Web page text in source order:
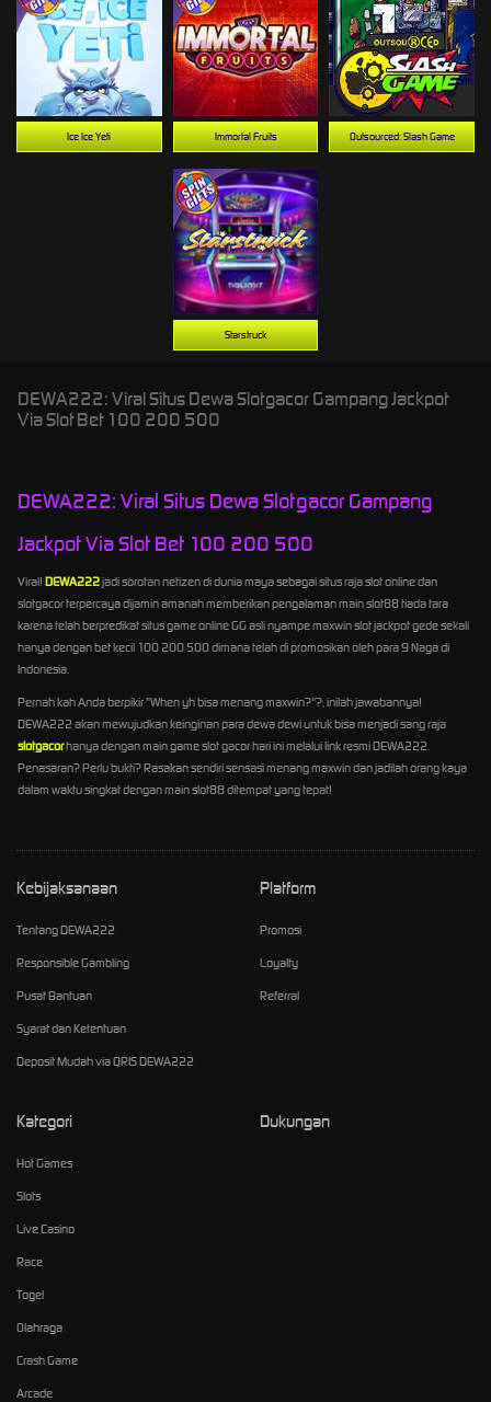
Starstruck
Immortal Fruits Outsourced: Slash Game
Ice Ice Yeti
DEWA222: Viral Situs Dewa Slotgacor Gampang Jackpot
Via Slot Bet 100 200 500
DEWA222: Viral Situs Dewa Slotgacor Gampang
Jackpot Via Slot Bet 100 200 500
Viral! DEWA222jadi sorotan netizen di dunia maya sebagai situs raja slot online dan
slotgacor terpercaya dijamin amanah memberikan pengalaman main slot88 tiada tara
karena telah berpredikat situs game online GG asli nyampe maxwin slot jackpot gede sekali
hanya dengan bet kecil 100 200 500 dimana telah di promosikan oleh para 9 Naga di
Indonesia.
Pernah kah Anda berpikir "When yh bisa menang maxwin?"?, inilah jawabannya!
DEWA222 akan mewujudkan keinginan para dewa dewi untuk bisa menjadi sang raja
slotgacorhanya dengan main game slot gacor hari ini melalui link resmi DEWA222.
Penasaran? Perlu bukti? Rasakan sendiri sensasi menang maxwin dan jadilah orang kaya
dalam waktu singkat dengan main slot88 ditempat yang tepat!
Kebijaksanaan
Tentang DEWA222
Responsible Gambling
Pusat Bantuan
Syarat dan Ketentuan
Deposit Mudah via QRIS DEWA222
Platform
Promosi
Loyalty
Referral
Kategori
Hot Games
Slots
Live Casino
Race
Togel
Olahraga
Crash Game
Arcade
Dukungan